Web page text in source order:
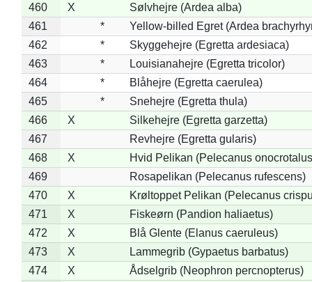
460
X
Sølvhejre (Ardea alba)
461
*
Yellow-billed Egret (Ardea
462
*
Skyggehejre (Egretta ardesiaca)
463
*
Louisianahejre (Egretta tricolor)
464
*
Blåhejre (Egretta caerulea)
465
*
Snehejre (Egretta thula)
466
X
Silkehejre (Egretta garzetta)
467
Revhejre (Egretta gularis)
468
X
Hvid Pelikan (Pelecanus
469
Rosapelikan (Pelecanus rufescens)
470
X
Krøltoppet Pelikan (Pelecanus
471
X
Fiskeørn (Pandion haliaetus)
472
X
Blå Glente (Elanus caeruleus)
473
X
Lammegrib (Gypaetus barbatus)
474
X
Ådselgrib (Neophron percnopterus)